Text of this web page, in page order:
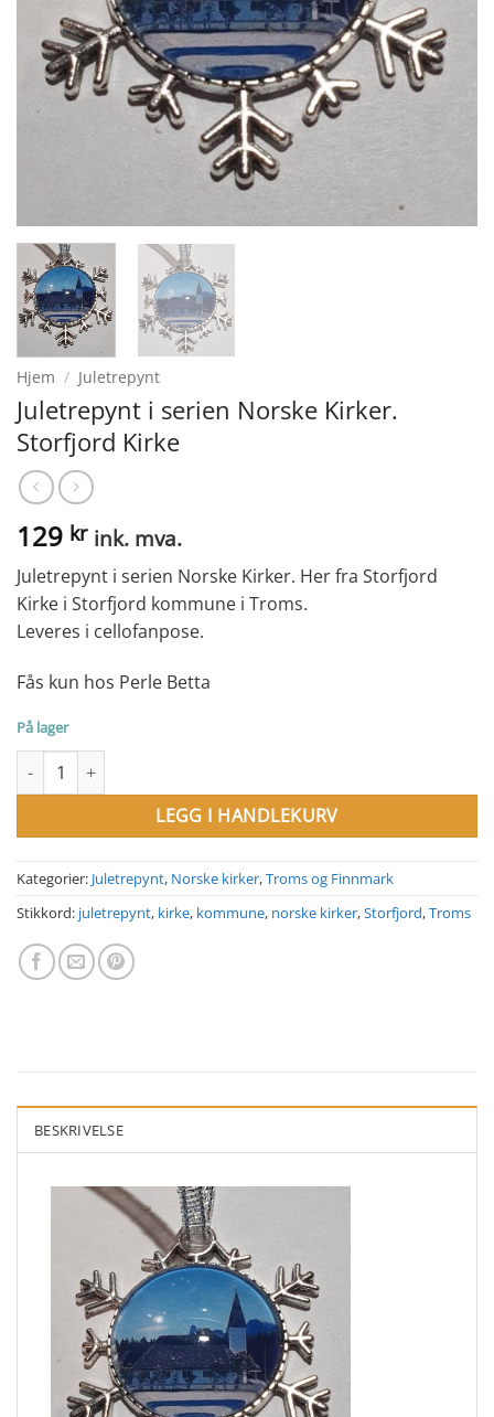
Hjem / Juletrepynt
Juletrepynt i serien Norske Kirker.
Storfjord Kirke
129 kr ink. mva.
Juletrepynt i serien Norske Kirker. Her fra Storfjord
Kirke i Storfjord kommune i Troms.
Leveres i cellofanpose.
Fås kun hos Perle Betta
På lager
Juletrepynt i serien Norske Kirker. Storfjord Kirke antall
LEGG I HANDLEKURV
Kategorier: Juletrepynt, Norske kirker,Troms og Finnmark
Stikkord: juletrepynt, kirke, kommune, norske kirker,Storfjord,Troms
BESKRIVELSE